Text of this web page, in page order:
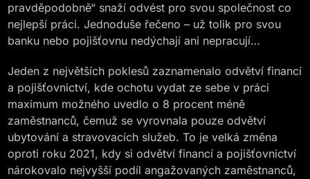
pravděpodobně“ snaží odvést pro svou společnost co
nejlepší práci. Jednoduše řečeno – už tolik pro svou
banku nebo pojišťovnu nedýchají ani nepracují…
Jeden z největších poklesů zaznamenalo odvětví financí
a pojišťovnictví, kde ochotu vydat ze sebe v práci
maximum možného uvedlo o 8 procent méně
zaměstnanců, čemuž se vyrovnala pouze odvětví
ubytování a stravovacích služeb. To je velká změna
oproti roku 2021, kdy si odvětví financí a pojišťovnictví
nárokovalo nejvyšší podíl angažovaných zaměstnanců,